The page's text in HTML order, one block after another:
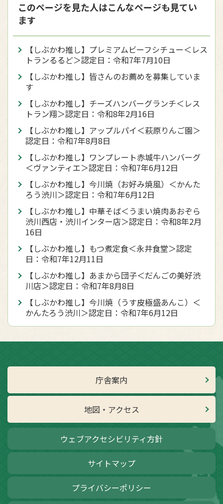
このページを見た人はこんなページも見てい
ます
【しぶかわ推し】プレミアムビーフシチュー＜レス
トランるるど＞認定日：令和7年7月10日
【しぶかわ推し】皆さんのお薦めを募集していま
す
【しぶかわ推し】チーズハンバーグランチ＜レス
トラン翔＞認定日：令和8年2月16日
【しぶかわ推し】アップルパイ＜萩原りんご園＞
認定日：令和7年8月8日
【しぶかわ推し】ワンプレート⾚城⽜ハンバーグ
＜ヴァンティエ＞認定日：令和7年6月12日
【しぶかわ推し】今川焼（お好み焼風）＜かんた
ろう渋川＞認定日：令和7年6月12日
【しぶかわ推し】中華そば＜うまい焼肉あおぞら
渋川西店・渋川インター店＞認定日：令和8年2月
16日
【しぶかわ推し】もつ煮定食＜永井食堂＞認定
日：令和7年12月11日
【しぶかわ推し】あまから団子＜だんごの美好渋
川店＞認定日：令和7年8月8日
【しぶかわ推し】今川焼（うす皮極盛あんこ）＜
かんたろう渋川＞認定日：令和7年6月12日
庁舎案内
地図・アクセス
ウェブアクセシビリティ方針
サイトマップ
プライバシーポリシー